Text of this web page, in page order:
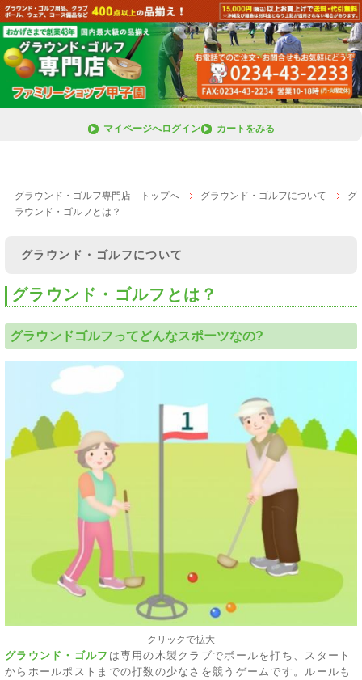
マイページへログイン カートをみる
グラウンド・ゴルフ専門店 トップへ グラウンド・ゴルフについて
グ
ラウンド・ゴルフとは？
グラウンド・ゴルフについて
グラウンド・ゴルフとは？
グラウンドゴルフってどんなスポーツなの?
クリックで拡大
グラウンド・ゴルフ は専用の木製クラブでボールを打ち、スタート
からホールポストまでの打数の少なさを競うゲームです。ルールも